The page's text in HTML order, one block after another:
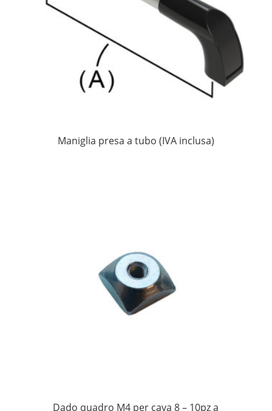
Maniglia presa a tubo (IVA inclusa)
Dado quadro M4 per cava 8 – 10pz a